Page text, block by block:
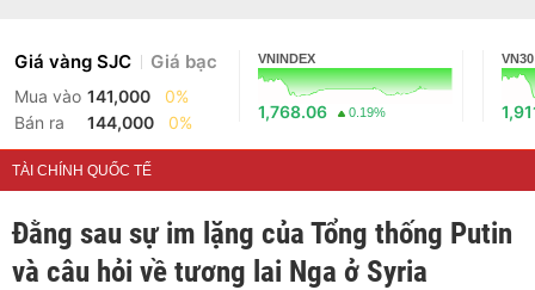
Giá vàng SJC Giá bạc
Mua vào 141,000
0%
Bán ra
144,000 0%
VNINDEX
1,768.06 0.19%
VN30
TÀI CHÍNH QUỐC TẾ
Đằng sau sự im lặng của Tổng thống Putin
và câu hỏi về tương lai Nga ở Syria